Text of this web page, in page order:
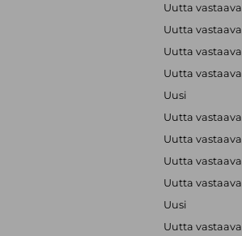
Uutta vastaava
Uutta vastaava
Uutta vastaava
Uutta vastaava
Uusi
Uutta vastaava
Uutta vastaava
Uutta vastaava
Uutta vastaava
Uusi
Uutta vastaava